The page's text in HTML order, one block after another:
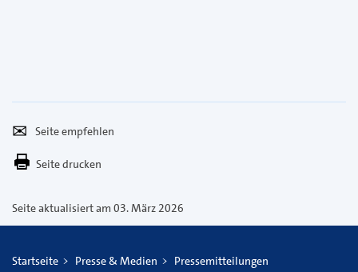
empfehlen
Per
E-
versenden
Seite drucken
Seite aktualisiert am 03. März 2026
Startseite Presse & Medien Pressemitteilungen